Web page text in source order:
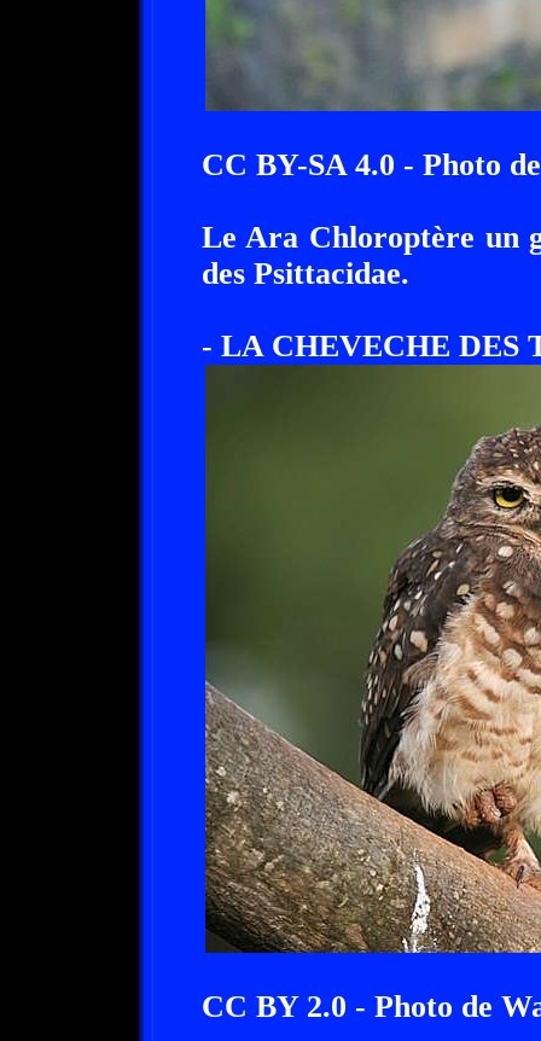
CC BY-SA 4.0 - Photo
Le Ara Chloroptère un
des Psittacidae.
- LA CHEVECHE DES
CC BY 2.0 - Photo de